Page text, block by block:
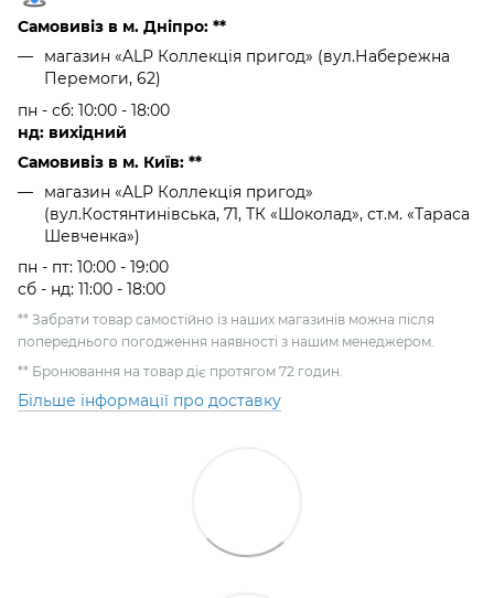
Самовивіз в м. Дніпро: **
магазин «ALP Коллекція пригод» (вул.Набережна
Перемоги, 62)
пн - сб: 10:00 - 18:00
нд: вихідний
Самовивіз в м. Київ: **
магазин «ALP Коллекція пригод»
(вул.Костянтинівська, 71, ТК «Шоколад», ст.м. «Тараса
Шевченка»)
пн - пт: 10:00 - 19:00
сб - нд: 11:00 - 18:00
** Забрати товар самостійно із наших магазинів можна після
попереднього погодження наявності з нашим менеджером.
** Бронювання на товар діє протягом 72 годин.
Більше інформації про доставку